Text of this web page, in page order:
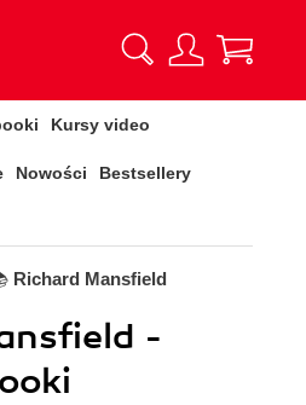
Kursy video
Nowości Bestsellery
Richard Mansfield
-